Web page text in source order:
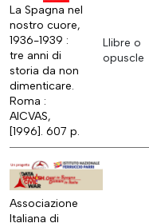
La Spagna nel
nostro cuore,
1936-1939 :
tre anni di
storia da non
dimenticare.
Roma :
AICVAS,
[1996]. 607 p.
Llibre o
opuscle
Associazione
Italiana di